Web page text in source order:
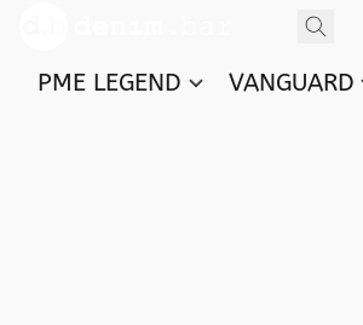
PME LEGEND VANGUARD